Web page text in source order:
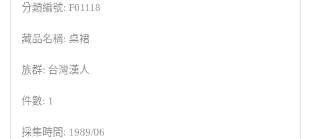
分類編號: F01118
藏品名稱: 桌裙
族群: 台灣漢人
件數: 1
採集時間: 1989/06